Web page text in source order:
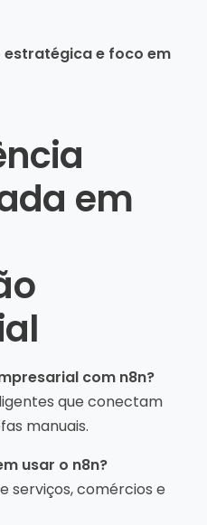
estratégica e foco em
em
com n8n?
que conectam
manuais.
usar o n8n?
serviços, comércios e